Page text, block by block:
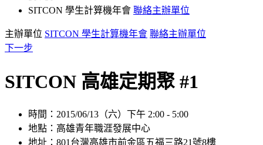
SITCON 學生計算機年會 聯絡主辦單位
主辦單位 SITCON 學生計算機年會 聯絡主辦單位
下一步
SITCON 高雄定期聚 #1
時間：2015/06/13（六）下午 2:00 - 5:00
地點：高雄青年職涯發展中心
地址：801台灣高雄市前金區五福三路21號8樓